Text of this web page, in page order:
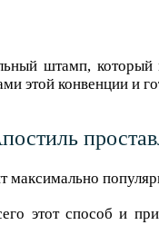
штамп,
этой конвенции и
максимально
этот способ и